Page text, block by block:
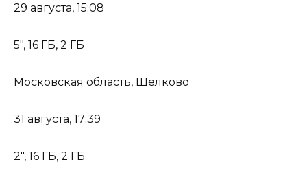
29 августа, 15:08
5″, 16 ГБ, 2 ГБ
Московская область, Щёлково
31 августа, 17:39
2″, 16 ГБ, 2 ГБ